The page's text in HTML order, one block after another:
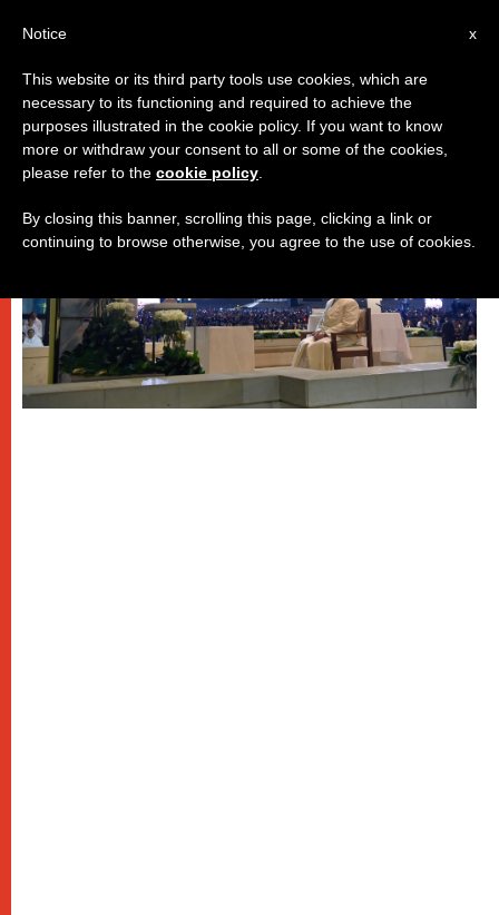
PAPI
x
Notice
This website or its third party tools use cookies, which are
necessary to its functioning and required to achieve the
purposes illustrated in the cookie policy. If you want to know
more or withdraw your consent to all or some of the cookies,
please refer to the cookie policy
By closing this banner, scrolling this page, clicking a link or
continuing to browse otherwise, you agree to the use of cookies.